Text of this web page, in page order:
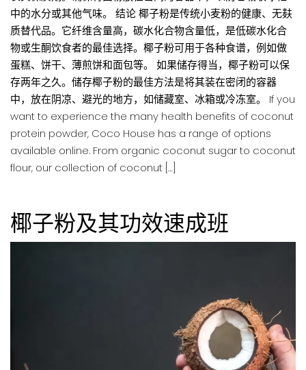
中的水分或其他气味。 结论 椰子粉是传统小麦粉的健康、无麸
质替代品。它纤维含量高，碳水化合物含量低，是低碳水化合
物或生酮饮食者的最佳选择。椰子粉可用于各种食谱，例如做
蛋糕、饼干、薄煎饼和面包等。 如果储存得当，椰子粉可以保
存两年之久。储存椰子粉的最佳方法是将其装在密闭的容器
中，放在阴凉、避光的地方，如储藏室、冰箱或冷冻室。 If you
want to experience the many health benefits of coconut
protein powder, Coco House has a range of options
available online. From organic coconut sugar to coconut
flour, our collection of coconut […]
椰子粉及其功效速成班